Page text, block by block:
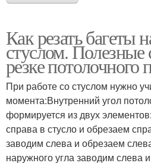
Как резать багеты
стуслом. Полезные
резке потолочного
При работе со стуслом нужно
момента:Внутренний угол
формируется из двух
справа в стусло и обрезаем
заводим слева и обрезаем
наружного угла заводим слева